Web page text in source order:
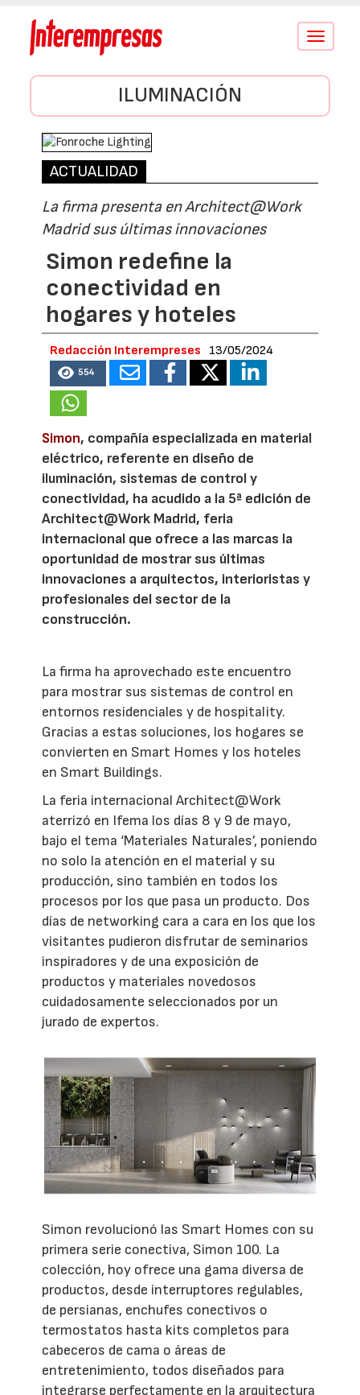
Conmutar
ILUMINACIÓN
ACTUALIDAD
La firma presenta en Architect@Work
Madrid sus últimas innovaciones
Simon redefine la
conectividad en
hogares y hoteles
Redacción Interempreses 13/05/2024
554
Simon, compañía especializada en material
eléctrico, referente en diseño de
iluminación, sistemas de control y
conectividad, ha acudido a la 5ª edición de
Architect@Work Madrid, feria
internacional que ofrece a las marcas la
oportunidad de mostrar sus últimas
innovaciones a arquitectos, interioristas y
profesionales del sector de la
construcción.
La firma ha aprovechado este encuentro
para mostrar sus sistemas de control en
entornos residenciales y de hospitality.
Gracias a estas soluciones, los hogares se
convierten en Smart Homes y los hoteles
en Smart Buildings.
La feria internacional Architect@Work
aterrizó en Ifema los días 8 y 9 de mayo,
bajo el tema ‘Materiales Naturales’, poniendo
no solo la atención en el material y su
producción, sino también en todos los
procesos por los que pasa un producto. Dos
días de networking cara a cara en los que los
visitantes pudieron disfrutar de seminarios
inspiradores y de una exposición de
productos y materiales novedosos
cuidadosamente seleccionados por un
jurado de expertos.
Simon revolucionó las Smart Homes con su
primera serie conectiva, Simon 100. La
colección, hoy ofrece una gama diversa de
productos, desde interruptores regulables,
de persianas, enchufes conectivos o
termostatos hasta kits completos para
cabeceros de cama o áreas de
entretenimiento, todos diseñados para
integrarse perfectamente en la arquitectura